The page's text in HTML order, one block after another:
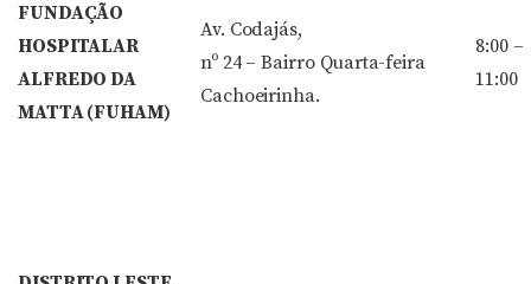
FUNDAÇÃO
HOSPITALAR
ALFREDO DA
MATTA (FUHAM)
Av. Codajás,
nº 24 – Bairro
Cachoeirinha.
Quarta-feira
8:00 –
11:00